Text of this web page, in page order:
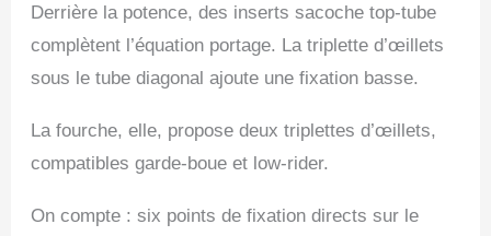
Derrière la potence, des inserts sacoche top-tube
complètent l’équation portage. La triplette d’œillets
sous le tube diagonal ajoute une fixation basse.
La fourche, elle, propose deux triplettes d’œillets,
compatibles garde-boue et low-rider.
On compte : six points de fixation directs sur le